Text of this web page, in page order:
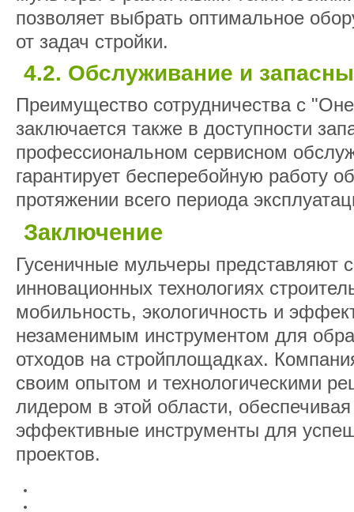
позволяет выбрать оптимальное
от задач стройки.
4.2. Обслуживание и
Преимущество сотрудничества с
заключается также в доступности
профессиональном сервисном
гарантирует бесперебойную работу
протяжении всего периода
Заключение
Гусеничные мульчеры представляют
инновационных технологиях
мобильность, экологичность и
незаменимым инструментом для
отходов на стройплощадках.
своим опытом и технологическими
лидером в этой области,
эффективные инструменты для
проектов.